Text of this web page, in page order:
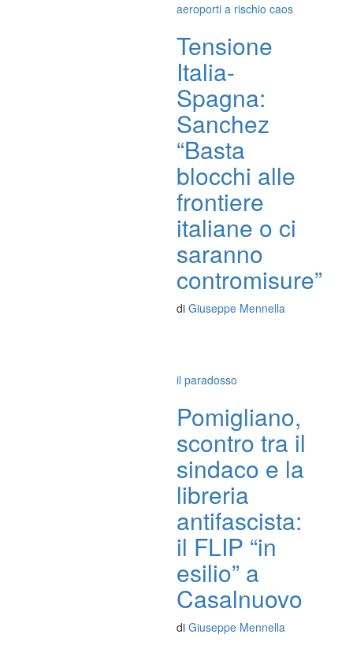
aeroporti a rischio caos
Tensione
Italia-
Spagna:
Sanchez
“Basta
blocchi alle
frontiere
italiane o ci
saranno
contromisure”
di Giuseppe Mennella
il paradosso
Pomigliano,
scontro tra il
sindaco e la
libreria
antifascista:
il FLIP “in
esilio” a
Casalnuovo
di Giuseppe Mennella